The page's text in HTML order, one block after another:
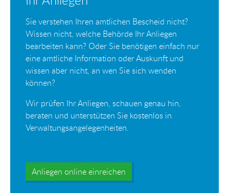
Sie verstehen Ihren amtlichen Bescheid nicht?
Wissen nicht, welche Behörde Ihr Anliegen
bearbeiten kann? Oder Sie benötigen einfach nur
eine amtliche Information oder Auskunft und
wissen aber nicht, an wen Sie sich wenden
können?
Wir prüfen Ihr Anliegen, schauen genau hin,
beraten und unterstützen Sie kostenlos in
Verwaltungsangelegenheiten.
Anliegen online einreichen